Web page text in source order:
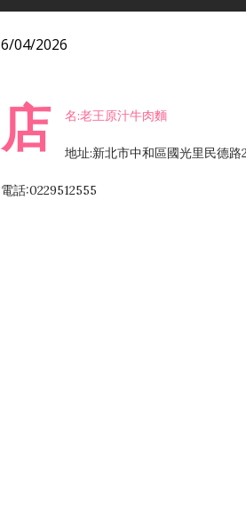
6/04/2026
店 名:老王原汁牛肉麵
地址:新北市中和區國光里民德路
電話:0229512555